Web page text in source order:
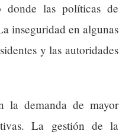
las políticas de
inseguridad en algunas
y las autoridades
la demanda de mayor
La gestión de la